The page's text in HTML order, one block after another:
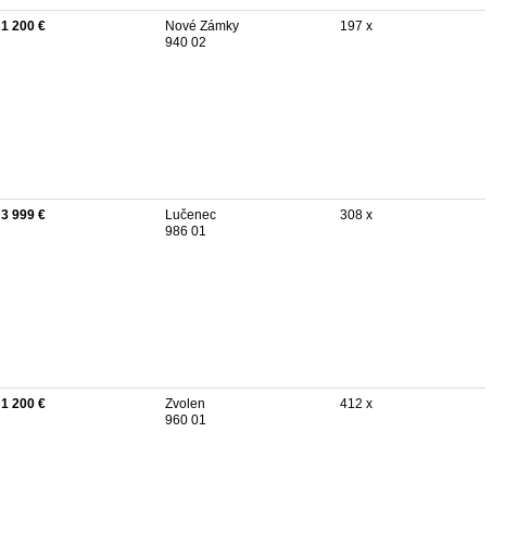
1 200 €
Nové Zámky
940 02
197 x
3 999 €
Lučenec
986 01
308 x
1 200 €
Zvolen
960 01
412 x